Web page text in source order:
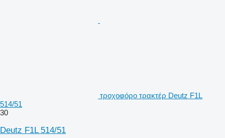
τροχοφόρο τρακτέρ Deutz F1L
514/51
30
Deutz F1L 514/51